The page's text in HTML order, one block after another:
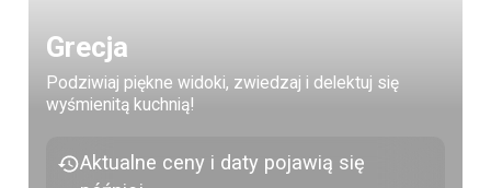
Grecja
Podziwiaj piękne widoki, zwiedzaj i delektuj się
wyśmienitą kuchnią!
Aktualne ceny i daty pojawią się